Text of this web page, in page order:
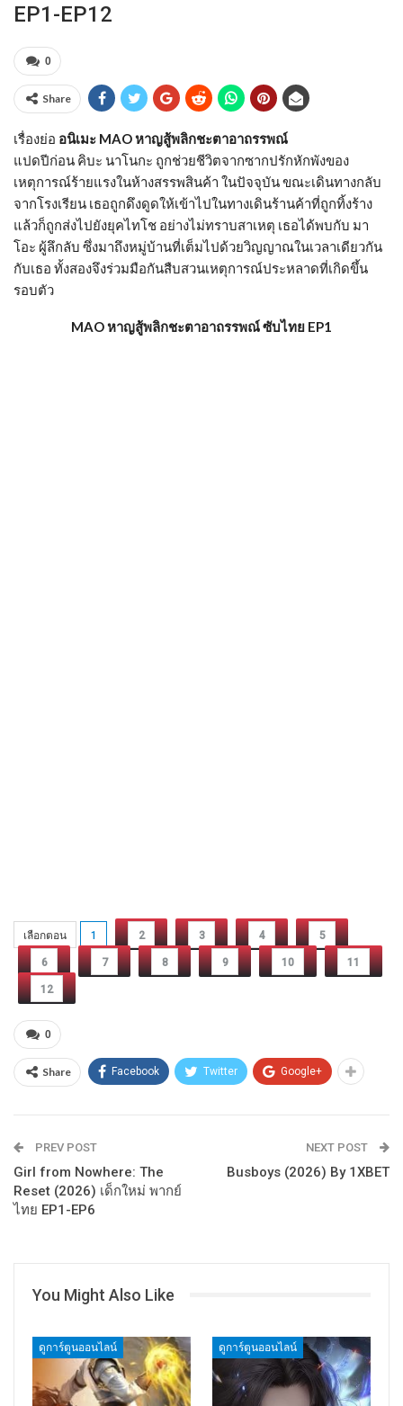
EP1-EP12
0
Share
เรื่องย่อ อนิเมะ MAO หาญสู้พลิกชะตาอาถรรพณ์
แปดปีก่อน คิบะ นาโนกะ ถูกช่วยชีวิตจากซากปรักหักพังของ
เหตุการณ์ร้ายแรงในห้างสรรพสินค้า ในปัจจุบัน ขณะเดินทางกลับ
จากโรงเรียน เธอถูกดึงดูดให้เข้าไปในทางเดินร้านค้าที่ถูกทิ้งร้าง
แล้วก็ถูกส่งไปยังยุคไทโช อย่างไม่ทราบสาเหตุ เธอได้พบกับ มา
โอะ ผู้ลึกลับ ซึ่งมาถึงหมู่บ้านที่เต็มไปด้วยวิญญาณในเวลาเดียวกัน
กับเธอ ทั้งสองจึงร่วมมือกันสืบสวนเหตุการณ์ประหลาดที่เกิดขึ้น
รอบตัว
MAO หาญสู้พลิกชะตาอาถรรพณ์ ซับไทย EP1
เลือกตอน 1 2 3 4 5
6 7 8 9 10 11
12
0
Share Facebook Twitter Google+
PREV POST
Girl from Nowhere: The
Reset (2026) เด็กใหม่ พากย์
ไทย EP1-EP6
NEXT POST
Busboys (2026) By 1XBET
You Might Also Like
ดูการ์ตูนออนไลน์ ดูการ์ตูนออนไลน์